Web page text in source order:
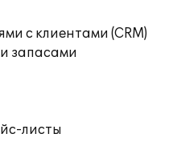
с клиентами (CRM)
запасами
листы